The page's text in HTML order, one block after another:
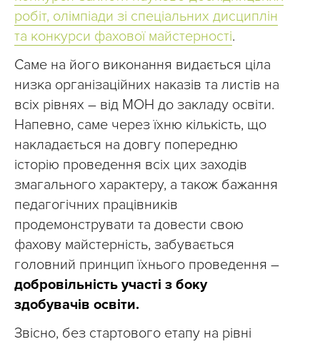
робіт, олімпіади зі спеціальних дисциплін
та конкурси фахової майстерності.
Саме на його виконання видається ціла
низка організаційних наказів та листів на
всіх рівнях – від МОН до закладу освіти.
Напевно, саме через їхню кількість, що
накладається на довгу попередню
історію проведення всіх цих заходів
змагального характеру, а також бажання
педагогічних працівників
продемонструвати та довести свою
фахову майстерність, забувається
головний принцип їхнього проведення –
добровільність участі з боку
здобувачів освіти.
Звісно, без стартового етапу на рівні